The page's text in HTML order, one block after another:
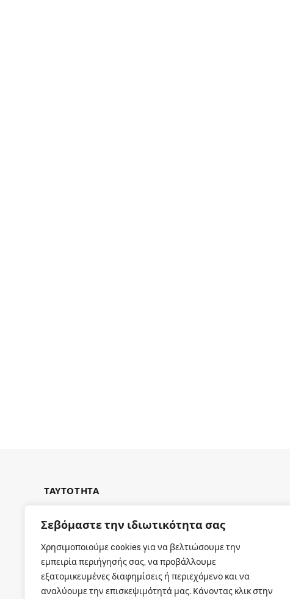
Σεβόμαστε την ιδιωτικότητα σας
Χρησιμοποιούμε cookies για να βελτιώσουμε την
εμπειρία περιήγησής σας, να προβάλλουμε
εξατομικευμένες διαφημίσεις ή περιεχόμενο και να
αναλύουμε την επισκεψιμότητά μας. Κάνοντας κλικ στην
ΤΑΥΤΟΤΗΤΑ
ΕΤΑΙΡΙΚΗ ΤΑΥΤΟΤΗΤΑ